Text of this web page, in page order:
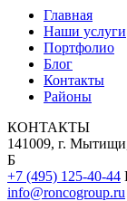
Главная
Наши услуги
Портфолио
Блог
Контакты
Районы
КОНТАКТЫ
141009, г.
Б
+7 (495) 125-40-44
info@roncogroup.ru